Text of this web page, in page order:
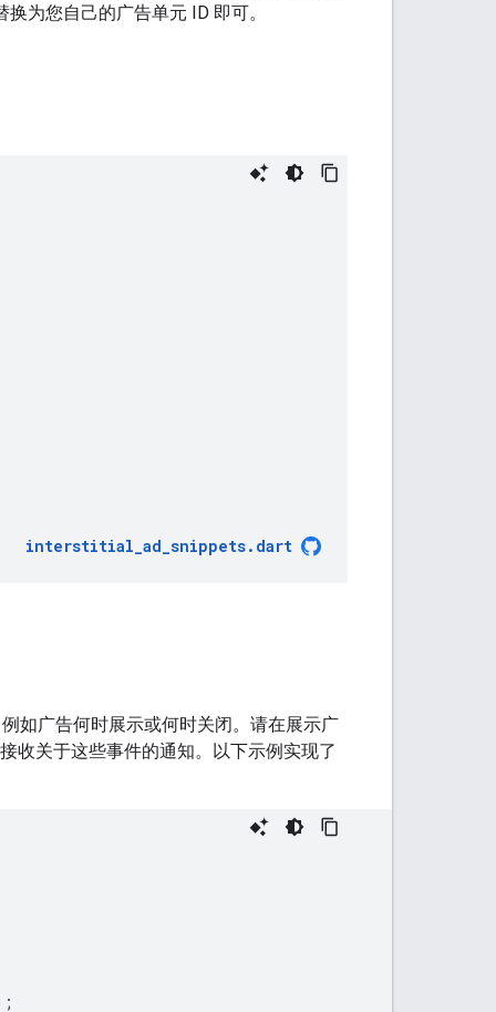
为您自己的广告单元 ID 即可。
interstitial_ad_snippets. dart
如广告何时展示或何时关闭。请在展示广
接收关于这些事件的通知。以下示例实现了